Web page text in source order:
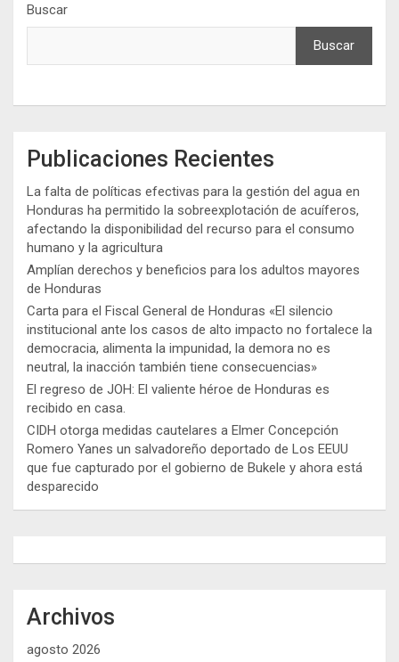
Buscar
Buscar
Publicaciones Recientes
La falta de políticas efectivas para la gestión del agua en
Honduras ha permitido la sobreexplotación de acuíferos,
afectando la disponibilidad del recurso para el consumo
humano y la agricultura
Amplían derechos y beneficios para los adultos mayores
de Honduras
Carta para el Fiscal General de Honduras «El silencio
institucional ante los casos de alto impacto no fortalece la
democracia, alimenta la impunidad, la demora no es
neutral, la inacción también tiene consecuencias»
El regreso de JOH: El valiente héroe de Honduras es
recibido en casa.
CIDH otorga medidas cautelares a Elmer Concepción
Romero Yanes un salvadoreño deportado de Los EEUU
que fue capturado por el gobierno de Bukele y ahora está
desparecido
Archivos
agosto 2026